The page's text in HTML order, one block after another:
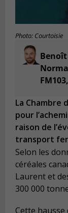
Photo: Courtoisie
Benoît
La Chambre
pour
raison de
transport
Selon les
céréales
Laurent et
300 000
Cette hausse